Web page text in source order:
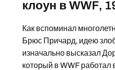
клоун в WWF,
Как вспоминал
Брюс Причард, идею
изначально высказал
который в WWF работал